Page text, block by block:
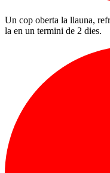
Un cop oberta la llauna,
la en un termini de 2 dies.